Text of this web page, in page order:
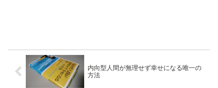
内向型人間が無理せず幸せになる唯一の
方法